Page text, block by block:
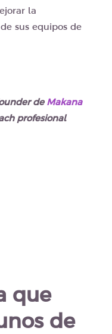
la
sus equipos de
de Makana
profesional
que
de